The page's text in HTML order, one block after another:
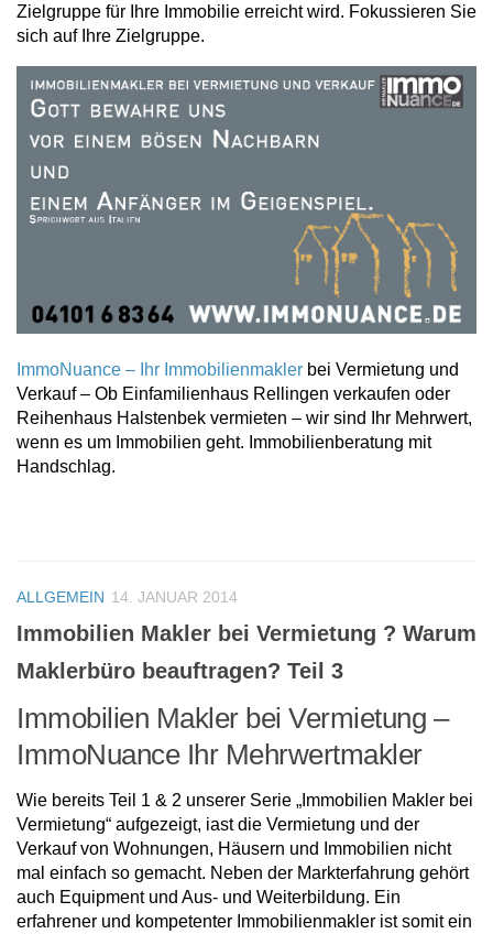
Zielgruppe für Ihre Immobilie erreicht wird. Fokussieren Sie
sich auf Ihre Zielgruppe.
ImmoNuance – Ihr Immobilienmakler bei Vermietung und
Verkauf – Ob Einfamilienhaus Rellingen verkaufen oder
Reihenhaus Halstenbek vermieten – wir sind Ihr Mehrwert,
wenn es um Immobilien geht. Immobilienberatung mit
Handschlag.
ALLGEMEIN 14. JANUAR 2014
Immobilien Makler bei Vermietung ? Warum
Maklerbüro beauftragen? Teil 3
Immobilien Makler bei Vermietung –
ImmoNuance Ihr Mehrwertmakler
Wie bereits Teil 1 & 2 unserer Serie „Immobilien Makler bei
Vermietung“ aufgezeigt, iast die Vermietung und der
Verkauf von Wohnungen, Häusern und Immobilien nicht
mal einfach so gemacht. Neben der Markterfahrung gehört
auch Equipment und Aus- und Weiterbildung. Ein
erfahrener und kompetenter Immobilienmakler ist somit ein